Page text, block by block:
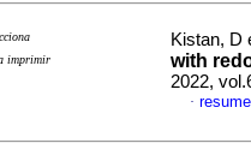
imprimir
Kistan, D
with
2022,
·